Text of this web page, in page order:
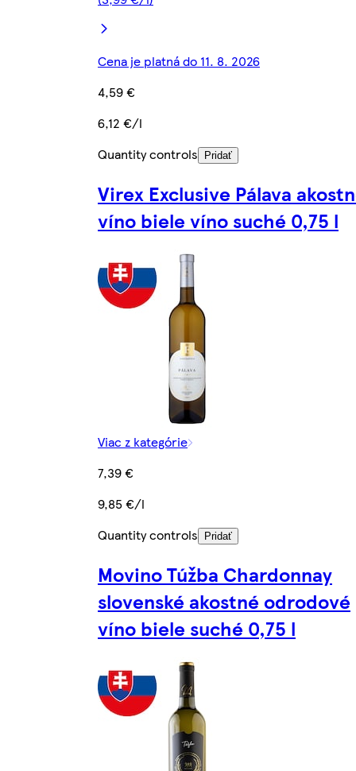
Cena je platná do 11. 8. 2026
4,59 €
6,12 €/l
Quantity controls
Pridať
Virex Exclusive Pálava
víno biele víno suché 0,75 l
Viac z kategórie
7,39 €
9,85 €/l
Quantity controls
Pridať
Movino Túžba Chardonnay
slovenské akostné odrodové
víno biele suché 0,75 l